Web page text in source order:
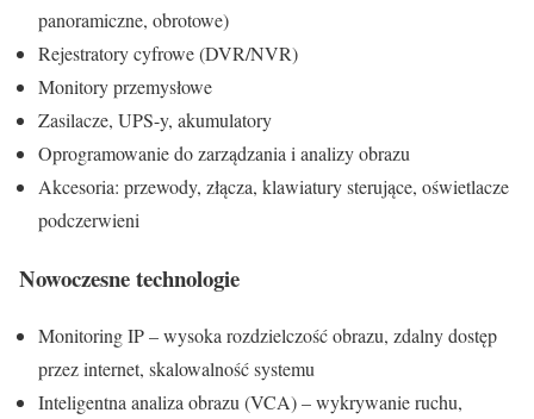
panoramiczne, obrotowe)
Rejestratory cyfrowe (DVR/NVR)
Monitory przemysłowe
Zasilacze, UPS-y, akumulatory
Oprogramowanie do zarządzania i analizy obrazu
Akcesoria: przewody, złącza, klawiatury sterujące, oświetlacze
podczerwieni
Nowoczesne technologie
Monitoring IP – wysoka rozdzielczość obrazu, zdalny dostęp
przez internet, skalowalność systemu
Inteligentna analiza obrazu (VCA) – wykrywanie ruchu,